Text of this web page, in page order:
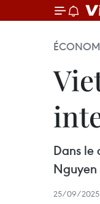
Dans le
Nguyen
25/09/2025